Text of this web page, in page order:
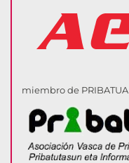
miembro de PRIBATUA